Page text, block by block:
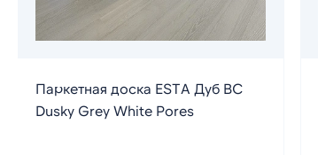
Паркетная доска ESTA Дуб BC
Dusky Grey White Pores